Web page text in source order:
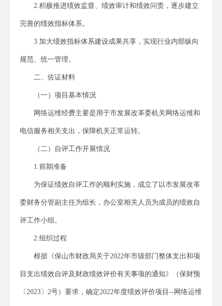
2.积极推进绩效监督、绩效审计和绩效问责，逐步建立
完善的绩效指标体系。
3.加大绩效指标体系建设成果共享，实现行业内部纵向
规范、统一管理。
二、佐证材料
（一）项目基本情况
网络运维经费主要是用于市发展改革委机关网络运维和
电信服务相关支出，保障机关正常运转。
（二）自评工作开展情况
1.前期准备
为保证绩效自评工作的顺利实施，成立了以市发展改革
委财务分管副主任为组长，办公室相关人员为成员的绩效自
评工作小组。
2.组织过程
根据《保山市财政局关于2022年市级部门整体支出和项
目支出绩效自评及财政绩效评价有关事项的通知》（保财预
〔2023〕2号）要求，确定2022年度绩效评价项目--网络运维